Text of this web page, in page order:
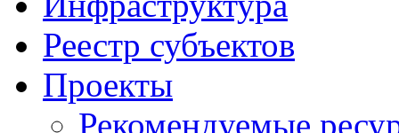
Реестр субъектов
Проекты
Рекомендуемые